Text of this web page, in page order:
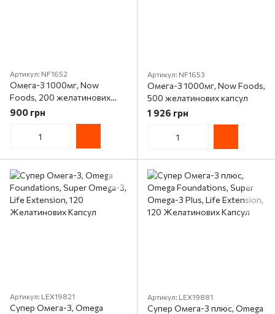
Артикул: NF1652
Омега-3 1000мг, Now
Foods, 200 желатинових
капсул
900 грн
Артикул: NF1653
Омега-3 1000мг, Now Foods,
500 желатинових капсул
1 926 грн
Артикул: LEX19821
Супер Омега-3, Omega
Артикул: LEX19881
Супер Омега-3 плюс, Omega